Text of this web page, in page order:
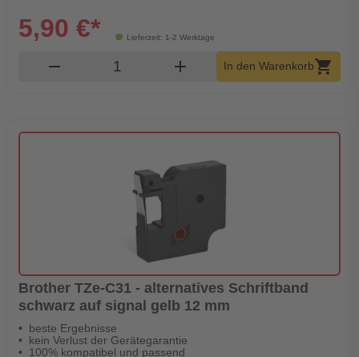
Lieferzeit: 1-2 Werktage
5,90 €*
remove Produkt Warenkorb Menge
add In den Warenkorbshopping_cart
Brother TZe-C31 - alternatives Schriftband
schwarz auf signal gelb 12 mm
beste Ergebnisse
kein Verlust der Gerätegarantie
100% kompatibel und passend